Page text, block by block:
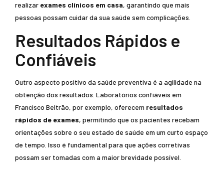
realizar exames clínicos em casa, garantindo que mais
pessoas possam cuidar da sua saúde sem complicações.
Resultados Rápidos e
Confiáveis
Outro aspecto positivo da saúde preventiva é a agilidade na
obtenção dos resultados. Laboratórios confiáveis em
Francisco Beltrão, por exemplo, oferecem resultados
rápidos de exames, permitindo que os pacientes recebam
orientações sobre o seu estado de saúde em um curto espaço
de tempo. Isso é fundamental para que ações corretivas
possam ser tomadas com a maior brevidade possível.